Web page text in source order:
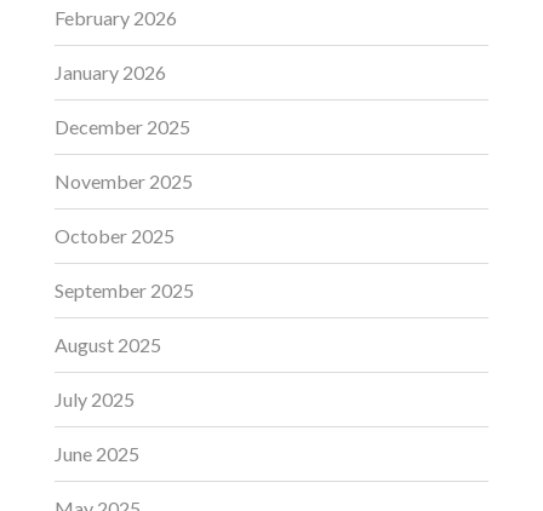
February 2026
January 2026
December 2025
November 2025
October 2025
September 2025
August 2025
July 2025
June 2025